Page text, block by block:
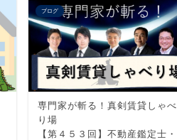
ブログ
専門家が斬る！真剣賃貸しゃべ
り場
【第４５３回】不動産鑑定士・